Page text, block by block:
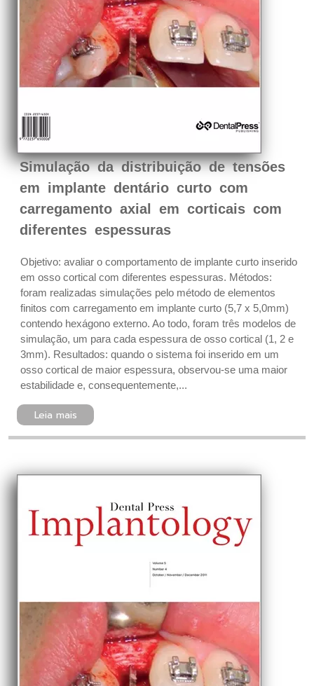
Simulação da distribuição de tensões
em implante dentário curto com
carregamento axial em corticais com
diferentes espessuras
Objetivo: avaliar o comportamento de implante curto inserido
em osso cortical com diferentes espessuras. Métodos:
foram realizadas simulações pelo método de elementos
finitos com carregamento em implante curto (5,7 x 5,0mm)
contendo hexágono externo. Ao todo, foram três modelos de
simulação, um para cada espessura de osso cortical (1, 2 e
3mm). Resultados: quando o sistema foi inserido em um
osso cortical de maior espessura, observou-se uma maior
estabilidade e, consequentemente,...
Leia mais